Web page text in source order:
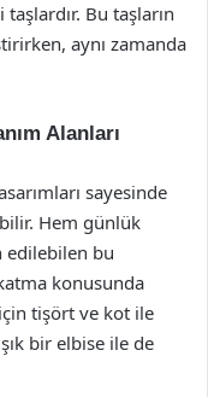
Bu taşların
aynı zamanda
Alanları
sayesinde
Hem günlük
edilebilen bu
konusunda
tişört ve kot ile
bir elbise ile de